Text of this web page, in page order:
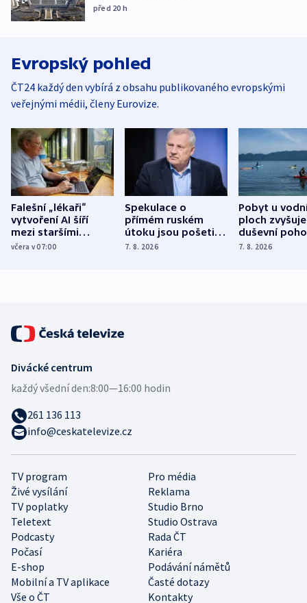
před 20 h
Evropský pohled
ČT24 každý den vybírá z obsahu publikovaného evropskými
veřejnými médii, členy Eurovize.
Falešní „lékaři“
vytvoření AI šíří
mezi staršími
Poláky nebezpečné
včera v 07:00
Spekulace o
přímém ruském
útoku jsou pošetilé,
míní estonský
7. 8. 2026
Pobyt u
ploch zvyšuje
duševní
ukázala
7. 8. 2026
TV program
Pro média
Živé vysílání
Reklama
TV poplatky
Studio Brno
Teletext
Studio Ostrava
Podcasty
Rada ČT
Počasí
Kariéra
E-shop
Podávání námětů
Mobilní a TV aplikace
Časté dotazy
Vše o ČT
Kontakty
Divácké centrum
každý všední den:8:00—16:00 hodin
261 136 113
info@ceskatelevize.cz